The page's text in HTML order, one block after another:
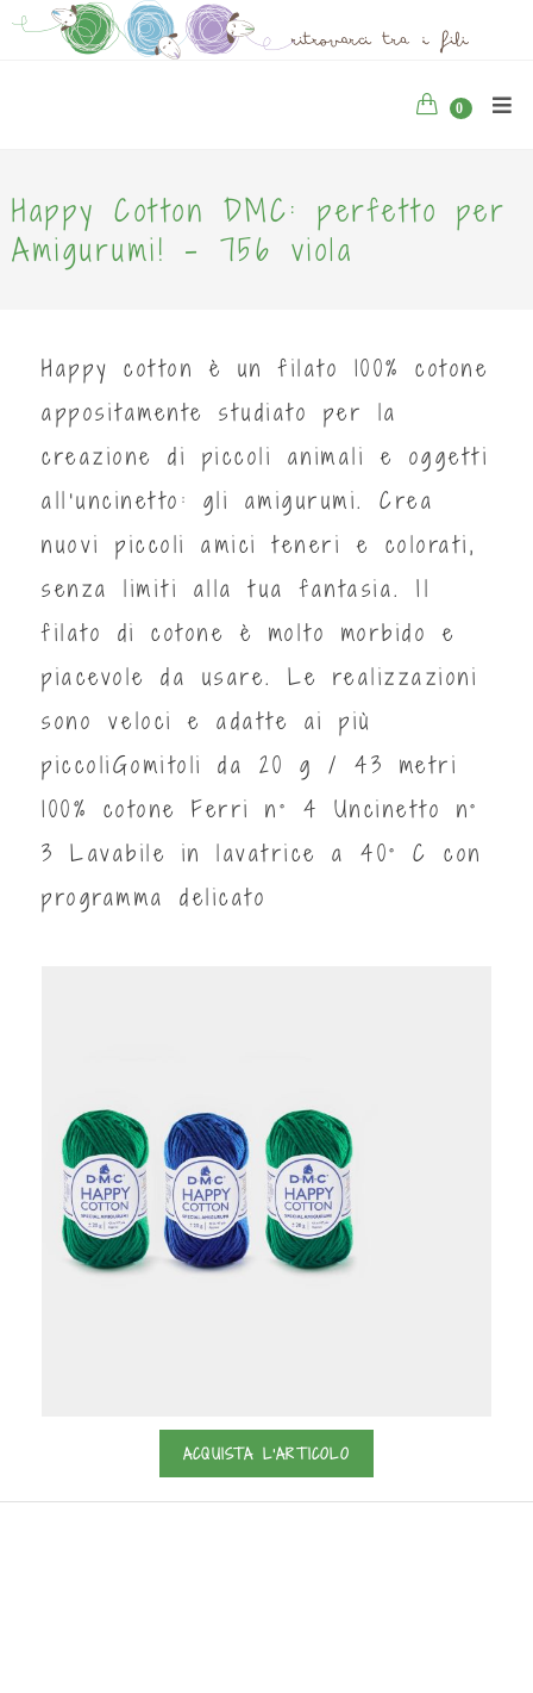
0
Happy Cotton DMC: perfetto per
Amigurumi! - 756 viola
Happy cotton è un filato 100% cotone
appositamente studiato per la
creazione di piccoli animali e oggetti
all'uncinetto: gli amigurumi. Crea
nuovi piccoli amici teneri e colorati,
senza limiti alla tua fantasia. Il
filato di cotone è molto morbido e
piacevole da usare. Le realizzazioni
sono veloci e adatte ai più
piccoliGomitoli da 20 g / 43 metri
100% cotone Ferri n° 4 Uncinetto n°
3 Lavabile in lavatrice a 40° C con
programma delicato
ACQUISTA L'ARTICOLO